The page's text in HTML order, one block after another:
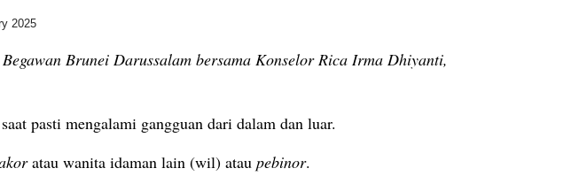
2025
Brunei Darussalam bersama Konselor Rica Irma Dhiyanti,
pasti mengalami gangguan dari dalam dan luar.
atau wanita idaman lain (wil) atau pebinor.